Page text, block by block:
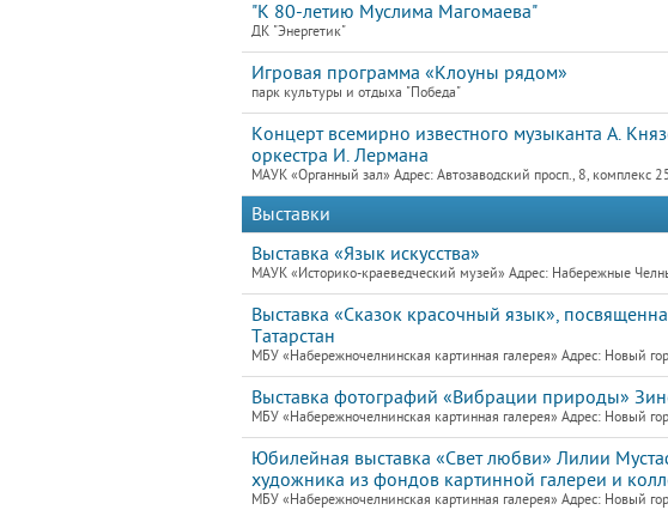
"К 80-летию Муслима Магомаева"
ДК "Энергетик"
Игровая программа «Клоуны рядом»
парк культуры и отдыха "Победа"
Концерт всемирно известного музыканта А.
оркестра И. Лермана
МАУК «Органный зал» Адрес: Автозаводский просп., 8, комплекс
Выставки
Выставка «Язык искусства»
МАУК «Историко-краеведческий музей» Адрес: Набережные
Выставка «Сказок красочный язык»,
Татарстан
МБУ «Набережночелнинская картинная галерея» Адрес: Новый
Выставка фотографий «Вибрации природы»
МБУ «Набережночелнинская картинная галерея» Адрес: Новый
Юбилейная выставка «Свет любви» Лилии
художника из фондов картинной галереи и
МБУ «Набережночелнинская картинная галерея» Адрес: Новый